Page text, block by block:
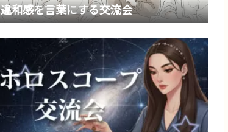
違和感を言葉にする交流会